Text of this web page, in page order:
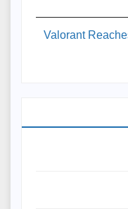
Valorant